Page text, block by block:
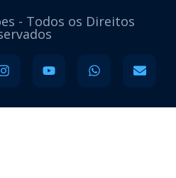
- Todos os Direitos